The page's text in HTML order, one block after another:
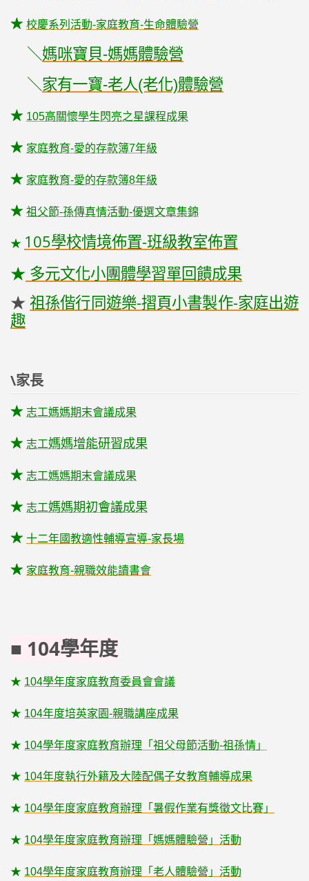
★ 校慶系列活動-家庭教育-生命體驗營
＼媽咪寶貝-媽媽體驗營
＼家有一寶-老人(老化)體驗營
★ 105高關懷學生閃亮之星課程成果
★ 家庭教育-愛的存款簿7年級
★ 家庭教育-愛的存款簿8年級
★ 祖父節-孫傳真情活動-優選文章集錦
★ 105學校情境佈置-班級教室佈置
★ 多元文化小團體學習單回饋成果
★祖孫偕行同遊樂-摺頁小書製作-家庭出遊
趣
\家長
★ 志工媽媽期末會議成果
★ 志工媽媽增能研習成果
★ 志工媽媽期末會議成果
★ 志工媽媽期初會議成果
★ 十二年國教適性輔導宣導-家長場
★ 家庭教育-親職效能讀書會
■ 104學年度
★ 104學年度家庭教育委員會會議
★ 104年度培英家園-親職講座成果
★ 104學年度家庭教育辦理「祖父母節活動-祖孫情」
★ 104年度執行外籍及大陸配偶子女教育輔導成果
★ 104學年度家庭教育辦理「暑假作業有獎徵文比賽」
★ 104學年度家庭教育辦理「媽媽體驗營」活動
★ 104學年度家庭教育辦理「老人體驗營」活動